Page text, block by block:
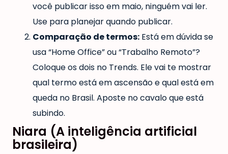
você publicar isso em maio, ninguém vai ler.
Use para planejar quando publicar.
Comparação de termos: Está em dúvida se
usa “Home Office” ou “Trabalho Remoto”?
Coloque os dois no Trends. Ele vai te mostrar
qual termo está em ascensão e qual está em
queda no Brasil. Aposte no cavalo que está
subindo.
Niara (A inteligência artificial
brasileira)